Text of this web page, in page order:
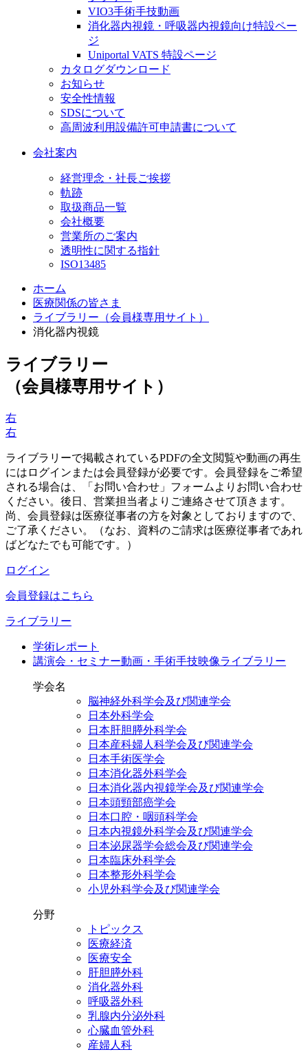
VIO3手術手技動画
消化器内視鏡・呼吸器内視鏡向け特設ペー
ジ
Uniportal VATS 特設ページ
カタログダウンロード
お知らせ
安全性情報
SDSについて
高周波利用設備許可申請書について
会社案内
経営理念・社長ご挨拶
軌跡
取扱商品一覧
会社概要
営業所のご案内
透明性に関する指針
ISO13485
ホーム
医療関係の皆さま
ライブラリー（会員様専用サイト）
消化器内視鏡
ライブラリー
（会員様専用サイト）
右
右
ライブラリーで掲載されているPDFの全文閲覧や動画の再生
にはログインまたは会員登録が必要です。会員登録をご希望
される場合は、「お問い合わせ」フォームよりお問い合わせ
ください。後日、営業担当者よりご連絡させて頂きます。
尚、会員登録は医療従事者の方を対象としておりますので、
ご了承ください。（なお、資料のご請求は医療従事者であれ
ばどなたでも可能です。）
ログイン
会員登録はこちら
ライブラリー
学術レポート
講演会・セミナー動画・手術手技映像ライブラリー
学会名
脳神経外科学会及び関連学会
日本外科学会
日本肝胆膵外科学会
日本産科婦人科学会及び関連学会
日本手術医学会
日本消化器外科学会
日本消化器内視鏡学会及び関連学会
日本頭頸部癌学会
日本口腔・咽頭科学会
日本内視鏡外科学会及び関連学会
日本泌尿器学会総会及び関連学会
日本臨床外科学会
日本整形外科学会
小児外科学会及び関連学会
分野
トピックス
医療経済
医療安全
肝胆膵外科
消化器外科
呼吸器外科
乳腺内分泌外科
心臓血管外科
産婦人科